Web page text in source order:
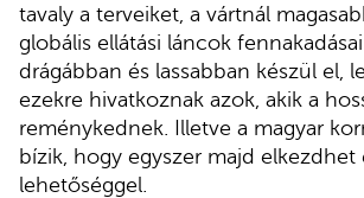
tavaly a terveiket, a vártnál
globális ellátási láncok
drágábban és lassabban készül el,
ezekre hivatkoznak azok, akik a
reménykednek. Illetve a magyar
bízik, hogy egyszer majd elkezdhet
lehetőséggel.